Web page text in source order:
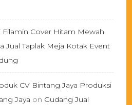
Filamin Cover Hitam Mewah
Jual Taplak Meja Kotak Event
CV Bintang Jaya Produksi
Jaya on Gudang Jual